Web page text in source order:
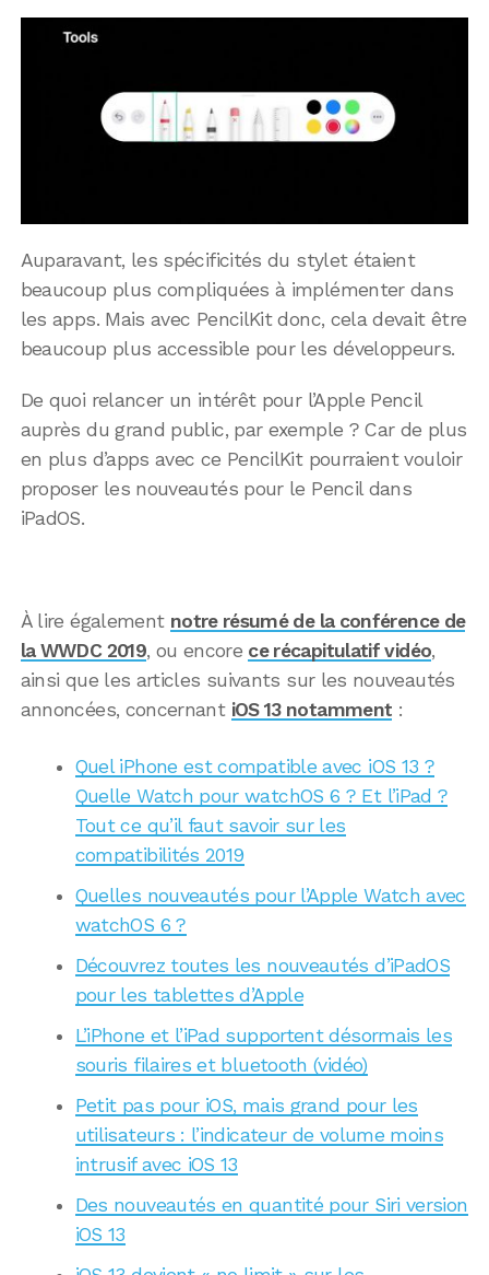
Auparavant, les spécificités du stylet étaient
beaucoup plus compliquées à implémenter dans
les apps. Mais avec PencilKit donc, cela devait être
beaucoup plus accessible pour les développeurs.
De quoi relancer un intérêt pour l’Apple Pencil
auprès du grand public, par exemple ? Car de plus
en plus d’apps avec ce PencilKit pourraient vouloir
proposer les nouveautés pour le Pencil dans
iPadOS.
À lire également notre résumé de la conférence de
la WWDC 2019, ou encore ce récapitulatif vidéo,
ainsi que les articles suivants sur les nouveautés
annoncées, concernant iOS 13 notamment :
Quel iPhone est compatible avec iOS 13 ?
Quelle Watch pour watchOS 6 ? Et l’iPad ?
Tout ce qu’il faut savoir sur les
compatibilités 2019
Quelles nouveautés pour l’Apple Watch avec
watchOS 6 ?
Découvrez toutes les nouveautés d’iPadOS
pour les tablettes d’Apple
L’iPhone et l’iPad supportent désormais les
souris filaires et bluetooth (vidéo)
Petit pas pour iOS, mais grand pour les
utilisateurs : l’indicateur de volume moins
intrusif avec iOS 13
Des nouveautés en quantité pour Siri version
iOS 13